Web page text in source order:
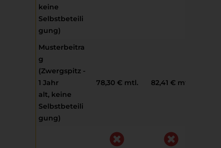
keine
Selbstbeteili
gung)
Musterbeitra
g
(Zwergspitz -
1 Jahr
alt, keine
Selbstbeteili
gung)
78,30 € mtl. 82,41 € mtl.